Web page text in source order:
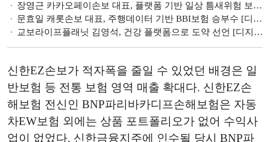
장영근 카카오페이손보 대표, 플랫폼 기반 일상 틈새위험 보장 차별화 [디지털 보험사 수익화 전략 ③]
문효일 캐롯손보 대표, 주행데이터 기반 BBI보험 승부수 [디지털 보험사 수익화 전략 ②]
교보라이프플래닛 김영석, 건강 플랫폼으로 도약 선언 [디지털 보험사 수익화 전략 ①]
신한EZ손보가 적자폭을 줄일 수 있었던 배경은 일
반보험 등 전통 보험 영역 매출 확대다. 신한EZ손
해보험 전신인 BNP파리바카디프손해보험은 자동
차EW보험 외에는 상품 포트폴리오가 없어 수익사
업이 없었다. 신한금융지주에 인수될 당시 BNP파